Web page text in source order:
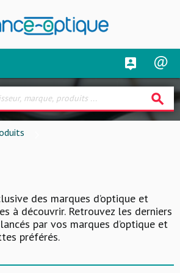
search
des marques d’optique et
à découvrir. Retrouvez les derniers
par vos marques d’optique et
préférés.